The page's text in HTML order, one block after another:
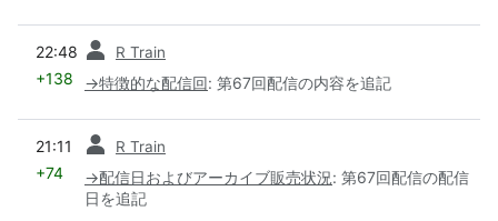
22:48 R Train
+138 →特徴的な配信回: 第67回配信の内容を追記
21:11 R Train
+74 →配信日およびアーカイブ販売状況: 第67回配信の配信
日を追記